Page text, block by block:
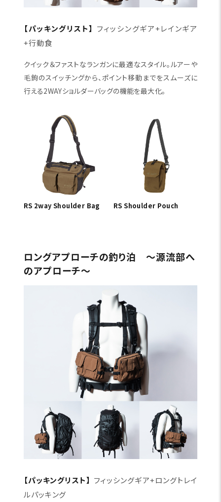
【パッキングリスト】 フィッシングギア+レインギア
+行動食
クイック＆ファストなランガンに最適なスタイル。ルアーや
毛鉤のスイッチングから、ポイント移動までをスムーズに
行える2WAYショルダーバッグの機能を最大化。
RS 2way Shoulder Bag RS Shoulder Pouch
ロングアプローチの釣り泊 〜源流部へ
のアプローチ〜
【パッキングリスト】 フィッシングギア+ロングトレイ
ルパッキング